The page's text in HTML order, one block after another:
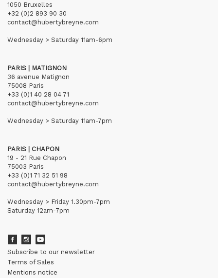
1050 Bruxelles
+32 (0)2 893 90 30
contact@hubertybreyne.com
Wednesday > Saturday 11am-6pm
PARIS | MATIGNON
36 avenue Matignon
75008 Paris
+33 (0)1 40 28 04 71
contact@hubertybreyne.com
Wednesday > Saturday 11am-7pm
PARIS | CHAPON
19 - 21 Rue Chapon
75003 Paris
+33 (0)1 71 32 51 98
contact@hubertybreyne.com
Wednesday > Friday 1.30pm-7pm
Saturday 12am-7pm
Subscribe to our newsletter
Terms of Sales
Mentions notice